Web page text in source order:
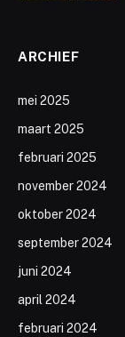
ARCHIEF
mei 2025
maart 2025
februari 2025
november 2024
oktober 2024
september 2024
juni 2024
april 2024
februari 2024